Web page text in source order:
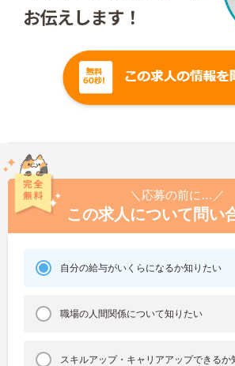
＼応募の前に…／
この求人について問い
自分の給与がいくらになるか知りたい
職場の人間関係について知りたい
スキルアップ・キャリアアップできるか